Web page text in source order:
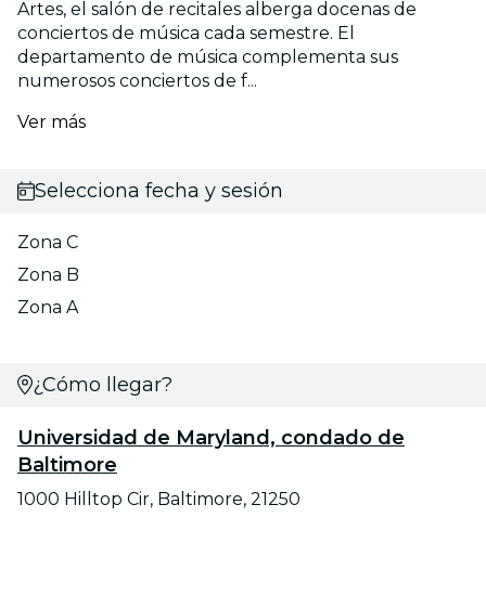
Artes, el salón de recitales alberga docenas de
conciertos de música cada semestre. El
departamento de música complementa sus
numerosos conciertos de f...
Ver más
Selecciona fecha y sesión
Zona C
Zona B
Zona A
¿Cómo llegar?
Universidad de Maryland, condado de
Baltimore
1000 Hilltop Cir, Baltimore, 21250